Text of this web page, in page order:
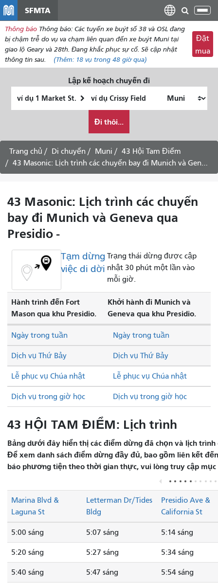
dung
SFMTA
Thông báo Thông báo: Các tuyến xe buýt số 38 và OSL đang
bị chậm trễ do vụ va chạm liên quan đến xe buýt Muni tại
giao lộ Geary và 28th. Đang khắc phục sự cố. Sẽ cập nhật
thông tin sau.
(Thêm: 18 vụ trong 48 giờ qua)
Đặt
mua
Lập kế hoạch chuyến đi
thúc
muốn
đi
du
lịch
như
nào
Đi thôi...
Trang chủ Di chuyển Muni
43 Hội Tam Điểm
43 Masonic: Lịch trình các chuyến bay đi Munich và Geneva qua Presidio
43 Masonic: Lịch trình các chuyến
bay đi Munich và Geneva qua
Presidio -
Tạm dừng
việc di dời
Trạng thái dừng được cập
nhật 30 phút một lần vào
mỗi giờ.
Hành trình đến Fort
Mason qua khu Presidio.
Khởi hành đi Munich và
Geneva qua khu Presidio.
Dịch vụ Thứ Bảy Dịch vụ Thứ Bảy
Lễ phục vụ Chúa nhật Lễ phục vụ Chúa nhật
Ngày trong tuần Ngày trong tuần
Dịch vụ trong giờ học Dịch vụ trong giờ học
43 HỘI TAM ĐIỂM: Lịch trình
Bảng dưới đây hiển thị các điểm dừng đã chọn và lịch
Để xem danh sách điểm dừng đầy đủ, bao gồm liên kết
báo phương tiện theo thời gian thực, vui lòng truy cập mục
Marina Blvd &
Laguna St
Letterman Dr/Tides
Bldg
Presidio Ave &
California St
5:00 sáng 5:07 sáng 5:14 sáng
5:20 sáng 5:27 sáng 5:34 sáng
5:40 sáng 5:47 sáng 5:54 sáng